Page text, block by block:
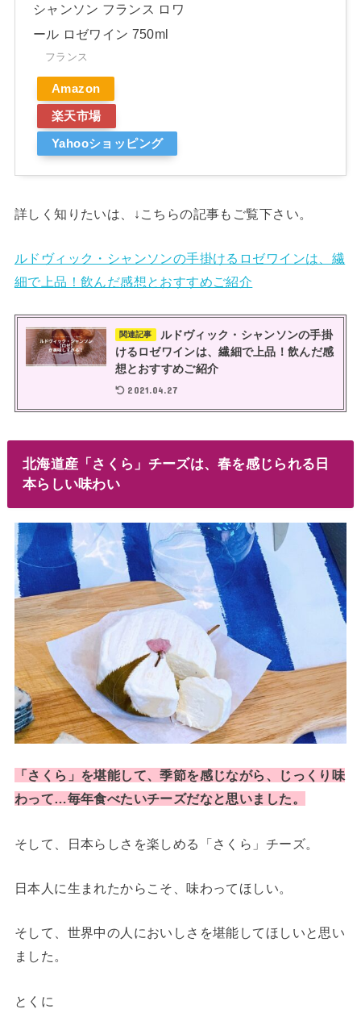
シャンソン フランス ロワ
ール ロゼワイン 750ml
フランス
Amazon
楽天市場
Yahooショッピング
詳しく知りたいは、↓こちらの記事もご覧下さい。
ルドヴィック・シャンソンの手掛けるロゼワインは、繊
細で上品！飲んだ感想とおすすめご紹介
関連記事
ルドヴィック・シャンソンの手掛
けるロゼワインは、繊細で上品！飲んだ感
想とおすすめご紹介
2021.04.27
北海道産「さくら」チーズは、春を感じられる日
本らしい味わい
「さくら」を堪能して、季節を感じながら、じっくり味
わって…毎年食べたいチーズだなと思いました。
そして、日本らしさを楽しめる「さくら」チーズ。
日本人に生まれたからこそ、味わってほしい。
そして、世界中の人においしさを堪能してほしいと思い
ました。
とくに